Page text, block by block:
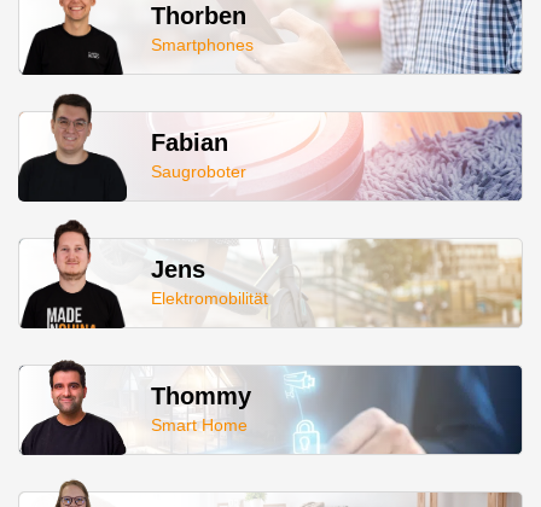
Thorben
Smartphones
Fabian
Saugroboter
Jens
Elektromobilität
Thommy
Smart Home